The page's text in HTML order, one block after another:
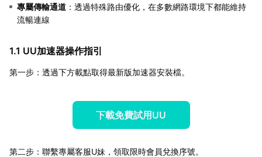
專屬傳輸通道 ：透過特殊路由優化，在多數網路環境下都能維持
流暢連線
1.1 UU加速器操作指引
第一步：透過下方載點取得最新版加速器安裝檔。
下載免費試用UU
第二步：聯繫專屬客服U妹，領取限時會員兌換序號。